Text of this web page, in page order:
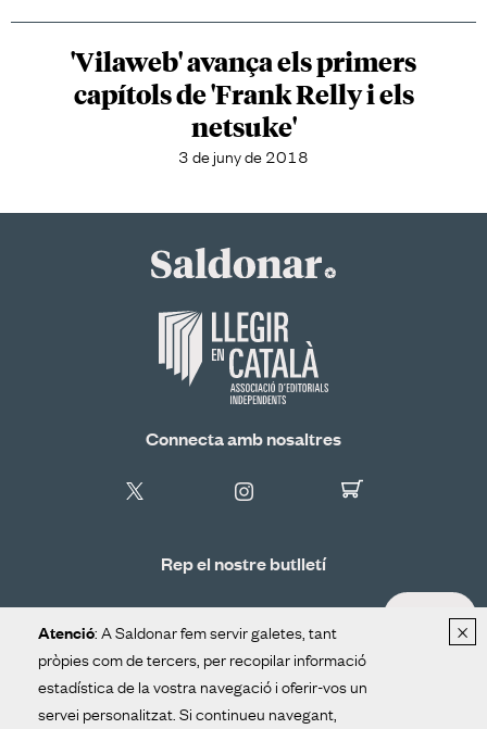
'Vilaweb' avança els primers
capítols de 'Frank Relly i els
netsuke'
3 de juny de 2018
Connecta amb nosaltres
Rep el nostre butlletí
Distribució Contacte Avís legal
×
Atenció: A Saldonar fem servir galetes, tant
pròpies com de tercers, per recopilar informació
estadística de la vostra navegació i oferir-vos un
servei personalitzat. Si continueu navegant,